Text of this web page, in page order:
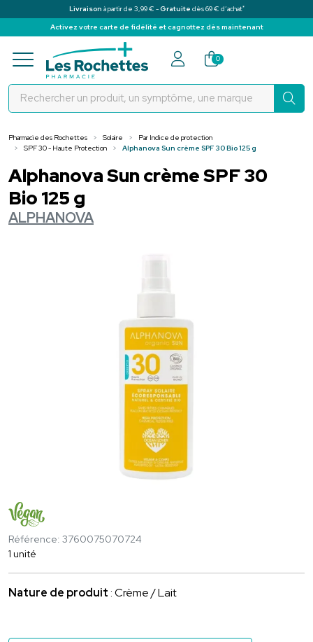
Livraison à partir de 3,99 € -Gratuite dès 69 € d’achat*
Activez votre carte de fidélité et cagnottez dès maintenant
Pharmacie des Rochettes Votre
0
Pharmacie des Rochettes Solaire
Par Indice de protection
SPF 30 - Haute Protection
Alphanova Sun crème SPF 30 Bio 125 g
Alphanova Sun crème SPF 30
Bio 125 g
ALPHANOVA
Référence: 3760075070724
1 unité
Nature de produit : Crème / Lait